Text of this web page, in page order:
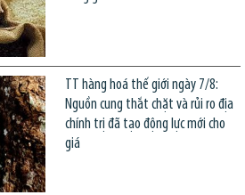
TT hàng hoá thế giới ngày 7/8:
Nguồn cung thắt chặt và rủi ro địa
chính trị đã tạo động lực mới cho
giá